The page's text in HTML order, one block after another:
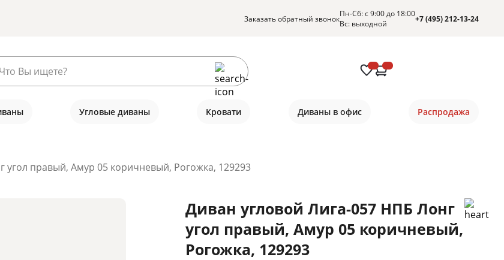
Заказать обратный звонокПн-Сб: с 9:00 до 18:00
Вс: выходной
+7 (495) 212-13-24
Угловые диваны Кровати Диваны в офис Распродажа
угол правый, Амур 05 коричневый, Рогожка, 129293
Диван угловой Лига-057 НПБ Лонг
угол правый, Амур 05 коричневый,
Рогожка, 129293